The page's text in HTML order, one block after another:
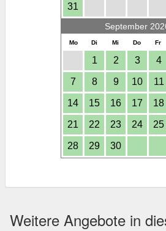
31
September
Mo Di Mi Do Fr
1 2 3 4
7 8 9 10 11
14 15 16 17 18
21 22 23 24 25
28 29 30
Weitere Angebote in